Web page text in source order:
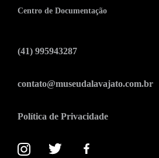
Centro de Documentação
(41) 995943287
contato@museudalavajato.com.br
Política de Privacidade